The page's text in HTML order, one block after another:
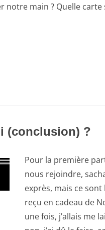
main ? Quelle
(conclusion) ?
Pour la première
nous rejoindre,
exprès, mais ce
reçu en cadeau de
une fois, j’allais me